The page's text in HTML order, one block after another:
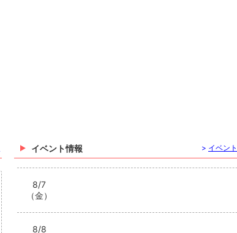
イベント情報 > イベン
8/7
（金）
8/8